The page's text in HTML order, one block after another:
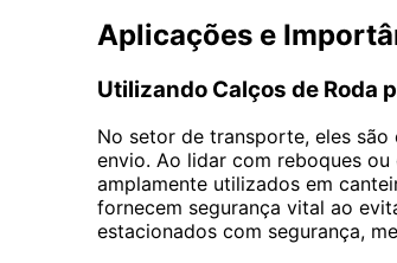
Aplicações e
Utilizando Calços de Roda
No setor de transporte, eles
envio. Ao lidar com reboques
amplamente utilizados em
fornecem segurança vital ao
estacionados com segurança,